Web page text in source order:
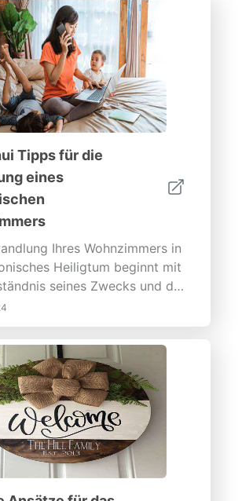
Tipps für die
eines
Ihres Wohnzimmers in
Heiligtum beginnt mit
seines Zwecks und der
effektiver
Unser umfassender
behandelt wesentliche
die Festlegung klarer Ziele
die Integration
Elemente und das Erreichen
durch die Anordnung
Erfahren Sie mehr über die
Matrix zur effektiven
von Aufgaben in Ihrem
entdecken Sie die Vorteile